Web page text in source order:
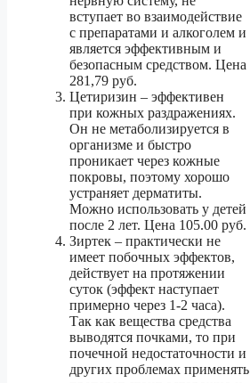
вступает во взаимодействие
с препаратами и алкоголем и
является эффективным и
безопасным средством. Цена
281,79 руб.
Цетиризин – эффективен
при кожных раздражениях.
Он не метаболизируется в
организме и быстро
проникает через кожные
покровы, поэтому хорошо
устраняет дерматиты.
Можно использовать у детей
после 2 лет. Цена 105.00 руб.
Зиртек – практически не
имеет побочных эффектов,
действует на протяжении
суток (эффект наступает
примерно через 1-2 часа).
Так как вещества средства
выводятся почками, то при
почечной недостаточности и
других проблемах применять